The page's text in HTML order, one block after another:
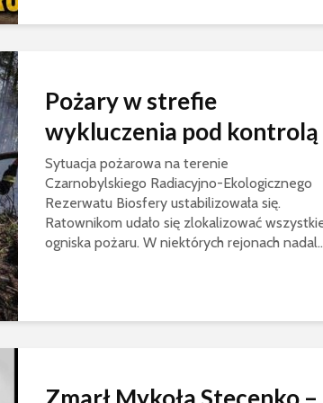
Pożary w strefie
wykluczenia pod kontrolą
Sytuacja pożarowa na terenie
Czarnobylskiego Radiacyjno-Ekologicznego
Rezerwatu Biosfery ustabilizowała się.
Ratownikom udało się zlokalizować
ogniska pożaru. W niektórych rejonach